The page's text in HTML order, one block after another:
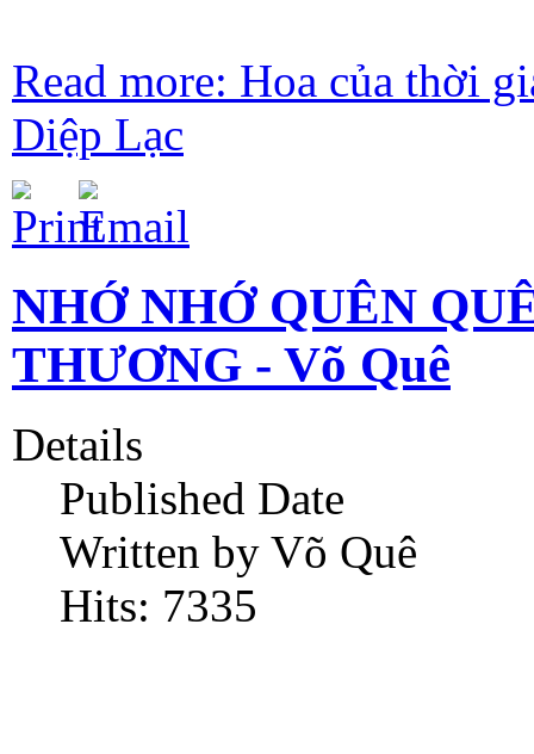
Read more: Hoa của thời
Diệp Lạc
NHỚ NHỚ QUÊN
THƯƠNG - Võ Quê
Details
Published Date
Written by Võ Quê
Hits: 7335